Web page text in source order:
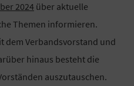
2024 über aktuelle
Themen informieren.
dem Verbandsvorstand und
hinaus besteht die
auszutauschen.